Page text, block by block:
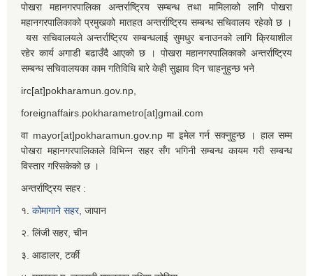
पोखरा महानगरपालिका अन्तर्राष्ट्रिय सम्बन्ध तथा मामिलाको लागि पोखरा
महानगरपालिकाको प्रमुखको मातहत अन्तर्राष्ट्रिय सम्बन्ध सचिवालय रहेको छ ।
यस सचिवालयले अन्तर्राष्ट्रिय सम्बन्धलाई सुमधुर बनाउनको लागि क्रियाशील
रहेर कार्य अगाडी बढाउँदै आएको छ । पोखरा महानगरपालिकाको अन्तर्राष्ट्रिय
सम्बन्ध सचिवालयका काम गतिविधि बारे केही सुझाव दिन चाहनुहुन्छ भने
irc[at]pokharamun.gov.np,
foreignaffairs.pokharametro[at]gmail.com
वा mayor[at]pokharamun.gov.np मा इमेल गर्न सक्नुहुन्छ । हाल सम्म
पोखरा महानगरपालिकाले विभिन्न सहर सँग भगिनी सम्बन्ध कायम गरी सम्बन्ध
विस्तार गरिसकेको छ ।
अन्तर्राष्ट्रिय सहर :
१. कोमागाने सहर, जापान
२. लिंजी सहर, चीन
३. आडालर, टर्की